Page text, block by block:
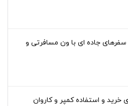
سفرهای جاده ای با ون مسافرتی و